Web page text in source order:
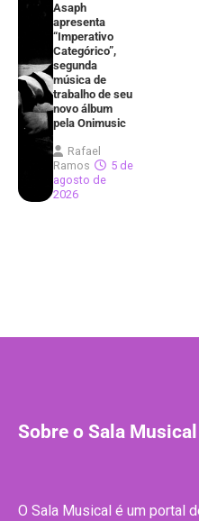
Asaph
apresenta
“Imperativo
Categórico”,
segunda
música de
trabalho de seu
novo álbum
pela Onimusic
Rafael
Ramos
5 de
agosto de
2026
Sobre o Sala Musical
O Sala Musical é um portal